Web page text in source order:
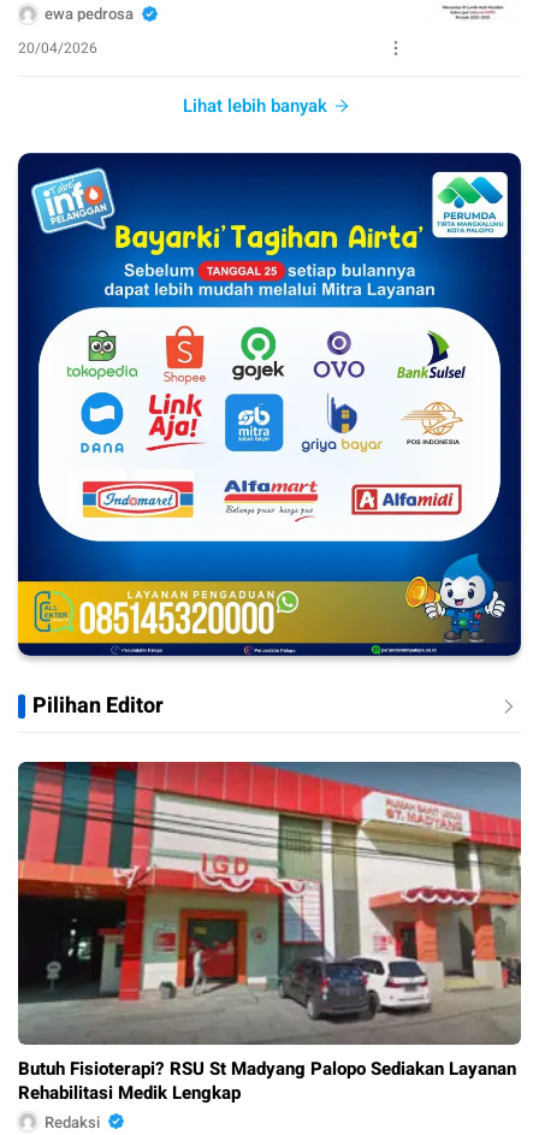
ewa pedrosa
20/04/2026
Lihat lebih banyak
Pilihan Editor
Butuh Fisioterapi? RSU St Madyang Palopo Sediakan Layanan
Rehabilitasi Medik Lengkap
Redaksi